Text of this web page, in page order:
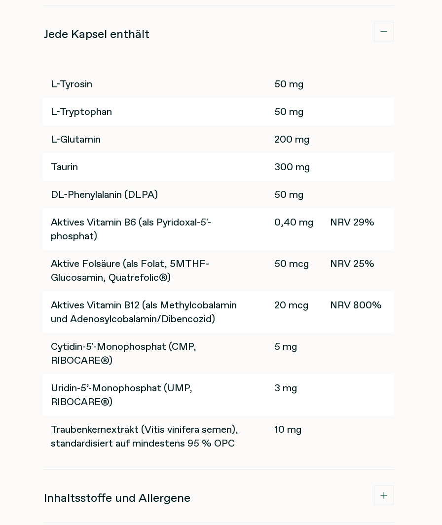
Jede Kapsel enthält
L-Tyrosin
50 mg
L-Tryptophan
50 mg
L-Glutamin
200 mg
Taurin
300 mg
DL-Phenylalanin (DLPA)
50 mg
Aktives Vitamin B6 (als Pyridoxal-5'-
phosphat)
0,40 mg NRV 29%
Aktive Folsäure (als Folat, 5MTHF-
Glucosamin, Quatrefolic®)
50 mcg NRV 25%
Aktives Vitamin B12 (als Methylcobalamin
und Adenosylcobalamin/Dibencozid)
20 mcg NRV 800%
Cytidin-5'-Monophosphat (CMP,
RIBOCARE®)
5 mg
Uridin-5’-Monophosphat (UMP,
RIBOCARE®)
3 mg
Traubenkernextrakt (Vitis vinifera semen),
standardisiert auf mindestens 95 % OPC
10 mg
Inhaltsstoffe und Allergene